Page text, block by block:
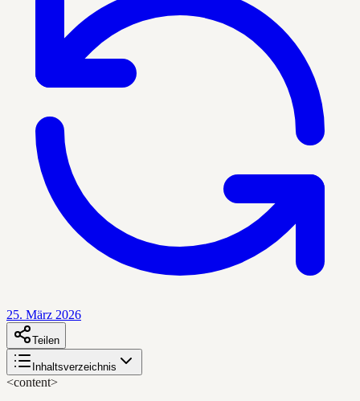
25. März 2026
Teilen
Inhaltsverzeichnis
<content>